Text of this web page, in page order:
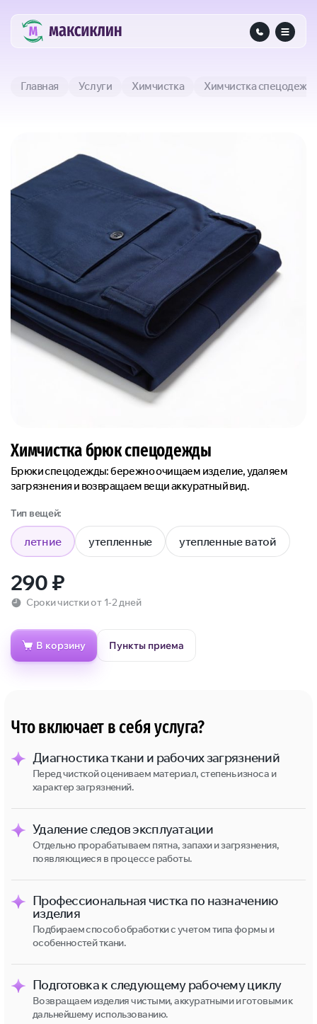
Главная Услуги Химчистка Химчистка
Химчистка брюк спецодежды
Брюки спецодежды: бережно очищаем изделие, удаляем
загрязнения и возвращаем вещи аккуратный вид.
Тип вещей:
летние утепленные утепленные ватой
290₽
Сроки чистки от 1-2 дней
В корзину Пункты приема
Что включает в себя услуга?
Диагностика ткани и рабочих загрязнений
Перед чисткой оцениваем материал, степень износа и
характер загрязнений.
Удаление следов эксплуатации
Отдельно прорабатываем пятна, запахи и загрязнения,
появляющиеся в процессе работы.
Профессиональная чистка по назначению
изделия
Подбираем способ обработки с учетом типа формы и
особенностей ткани.
Подготовка к следующему рабочему циклу
Возвращаем изделия чистыми, аккуратными и готовыми к
дальнейшему использованию.